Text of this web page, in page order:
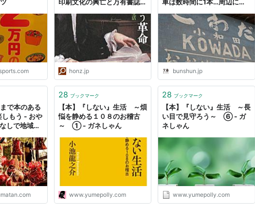
honz.jp
に“駅”がつくられた“意外な
ワケ” | 文春オンライン
bunshun.jp
で本のある
もう - おや
しで地域ト
28 ブックマーク
【本】『しない』生活 ～煩
悩を静める１０８のお稽古
～ ① - ガネしゃん
www.yumepolly.com
28 ブックマーク
【本】『しない』生活 ～長
い目で見守ろう～ ⑥ - ガ
ネしゃん
www.yumepolly.com